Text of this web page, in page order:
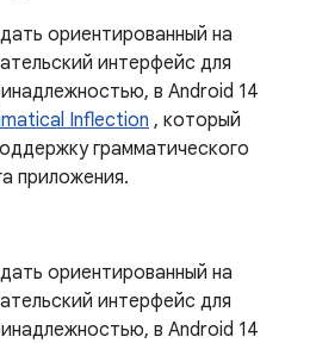
ориентированный на
интерфейс для
в Android 14
Inflection , который
грамматического
приложения.
ориентированный на
интерфейс для
в Android 14